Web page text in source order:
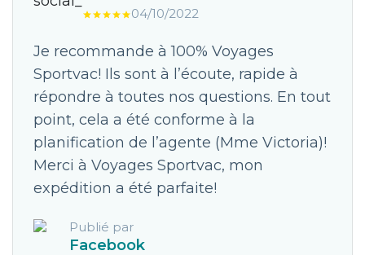
04/10/2022
Je recommande à 100% Voyages
Sportvac! Ils sont à l’écoute, rapide à
répondre à toutes nos questions. En tout
point, cela a été conforme à la
planification de l’agente (Mme Victoria)!
Merci à Voyages Sportvac, mon
expédition a été parfaite!
Publié par
Facebook